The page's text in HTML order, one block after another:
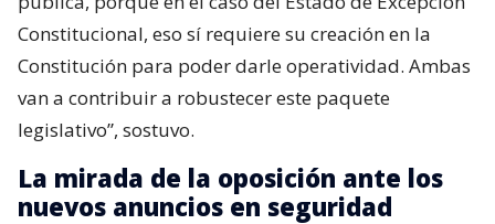
Constitucional, eso sí requiere su creación en la
Constitución para poder darle operatividad. Ambas
van a contribuir a robustecer este paquete
legislativo”, sostuvo.
La mirada de la oposición ante los
nuevos anuncios en seguridad